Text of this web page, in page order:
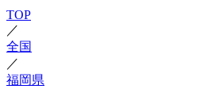
TOP
／
全国
／
福岡県